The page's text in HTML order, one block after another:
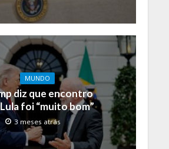
MUNDO
diz que encontro
foi “muito bom”
3 meses atrás